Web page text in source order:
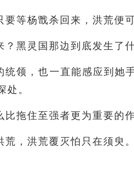
要等杨戬杀回来，洪荒
？黑灵国那边到底发生了
统领，也一直能感应到她
处。
拖住至强者更为重要的作
，洪荒覆灭怕只在须臾。